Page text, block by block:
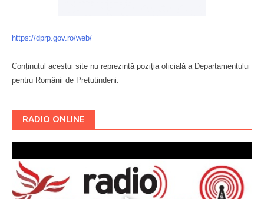
https://dprp.gov.ro/web/
Conținutul acestui site nu reprezintă poziția oficială a Departamentului
pentru Românii de Pretutindeni.
RADIO ONLINE